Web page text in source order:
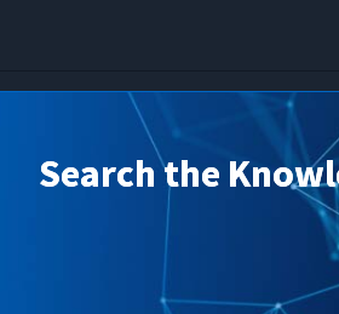
Search the